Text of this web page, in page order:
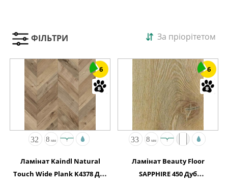
ФІЛЬТРИ За пріорітетом
6
Ламінат Kaindl Natural
Touch Wide Plank K4378 Дуб
6
Ламінат Beauty Floor
SAPPHIRE 450 Дуб